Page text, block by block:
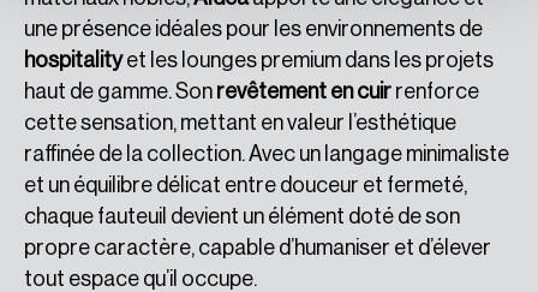
une présence idéales pour les environnements de
hospitalityet les lounges premium dans les projets
haut de gamme. Son revêtement en cuir renforce
cette sensation, mettant en valeur l’esthétique
raffinée de la collection. Avec un langage minimaliste
et un équilibre délicat entre douceur et fermeté,
chaque fauteuil devient un élément doté de son
propre caractère, capable d’humaniser et d’élever
tout espace qu’il occupe.